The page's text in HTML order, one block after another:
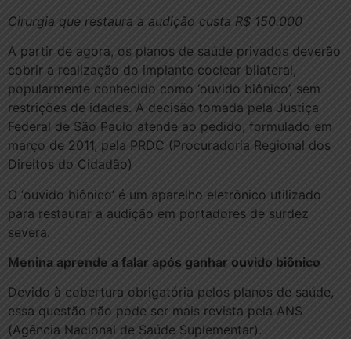
Cirurgia que restaura a audição custa R$ 150.000
A partir de agora, os planos de saúde privados deverão
cobrir a realização do implante coclear bilateral,
popularmente conhecido como ‘ouvido biônico’, sem
restrições de idades. A decisão tomada pela Justiça
Federal de São Paulo atende ao pedido, formulado em
março de 2011, pela PRDC (Procuradoria Regional dos
Direitos do Cidadão)
O ‘ouvido biônico’ é um aparelho eletrônico utilizado
para restaurar a audição em portadores de surdez
severa.
Menina aprende a falar após ganhar ouvido biônico
Devido à cobertura obrigatória pelos planos de saúde,
essa questão não pode ser mais revista pela ANS
(Agência Nacional de Saúde Suplementar).